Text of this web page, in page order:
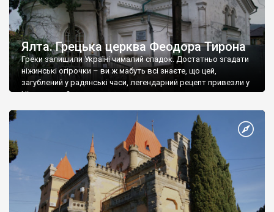
Ялта. Грецька церква Феодора Тирона
Греки залишили Україні чималий спадок. Достатньо згадати
ніжинські огірочки – ви ж мабуть всі знаєте, що цей,
загублений у радянські часи, легендарний рецепт привезли у
Ніжин греки?